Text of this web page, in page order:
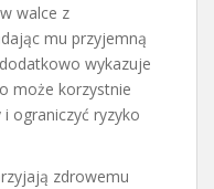
walce z
mu przyjemną
wykazuje
może korzystnie
ograniczyć ryzyko
zdrowemu